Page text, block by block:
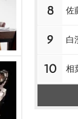
8 佐
9 白
10 相